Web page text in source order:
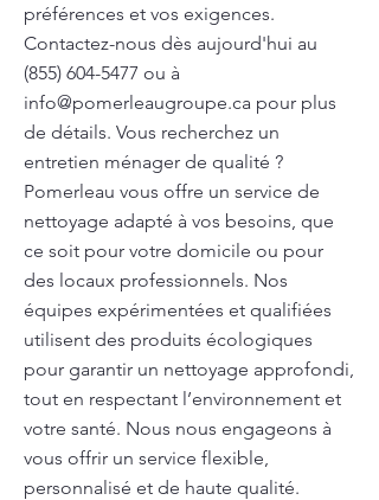
préférences et vos exigences.
Contactez-nous dès aujourd'hui au
(855) 604-5477 ou à
info@pomerleaugroupe.ca pour plus
de détails. Vous recherchez un
entretien ménager de qualité ?
Pomerleau vous offre un service de
nettoyage adapté à vos besoins, que
ce soit pour votre domicile ou pour
des locaux professionnels. Nos
équipes expérimentées et qualifiées
utilisent des produits écologiques
pour garantir un nettoyage approfondi,
tout en respectant l’environnement et
votre santé. Nous nous engageons à
vous offrir un service flexible,
personnalisé et de haute qualité.